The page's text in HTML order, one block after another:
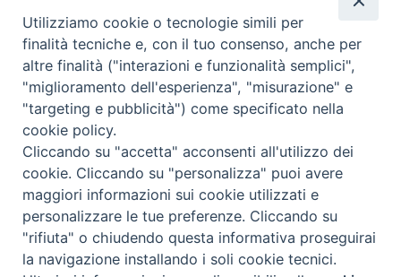
Abbonamenti
Abbonamento Annuale Digitale
Abbonamento Annuale Cartaceo
Abbonamento Singola Copia Digitale
Redazione: Pavia, Piazza Duomo 11 - tel. 0382.24736 -
amministrazione@ilticino.it - repossi@ilticino.it - P.
IVA: 00213430184
Utilizziamo cookie o tecnologie simili per
finalità tecniche e, con il tuo consenso, anche per
altre finalità ("interazioni e funzionalità semplici",
"miglioramento dell'esperienza", "misurazione" e
"targeting e pubblicità") come specificato nella
cookie policy.
Cliccando su "accetta" acconsenti all'utilizzo dei
cookie. Cliccando su "personalizza" puoi avere
maggiori informazioni sui cookie utilizzati e
personalizzare le tue preferenze. Cliccando su
"rifiuta" o chiudendo questa informativa proseguirai
la navigazione installando i soli cookie tecnici.